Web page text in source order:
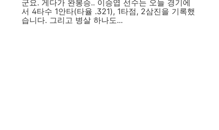
군요. 게다가 완봉승.. 이승엽 선수는 오늘 경기에
서 4타수 1안타(타율 .321), 1타점, 2삼진을 기록했
습니다. 그리고 병살 하나도...